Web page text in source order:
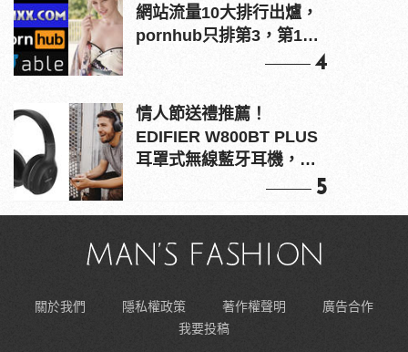
網站流量10大排行出爐，
pornhub只排第3，第1名
4
情人節送禮推薦！
EDIFIER W800BT PLUS
耳罩式無線藍牙耳機，在
5
關於我們 隱私權政策 著作權聲明
廣告合作
我要投稿